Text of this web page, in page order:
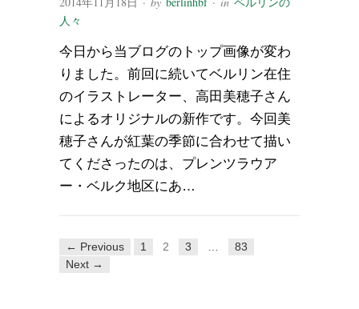
人々
今日から当ブログのトップ画像が変わ
りました。前回に続いてベルリン在住
のイラストレーター、高田美穂子さん
によるオリジナルの新作です。今回美
穂子さんが紅葉の季節に合わせて描い
てくださったのは、プレンツラウア
ー・ベルク地区にあ…
← Previous 1 2 3
83
Next →